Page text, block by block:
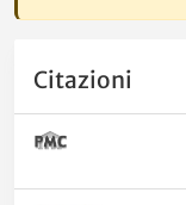
Citazioni